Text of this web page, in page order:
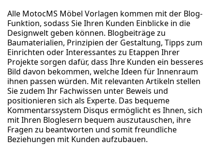
Alle MotocMS Möbel Vorlagen kommen mit der Blog-
Funktion, sodass Sie Ihren Kunden Einblicke in die
Designwelt geben können. Blogbeiträge zu
Baumaterialien, Prinzipien der Gestaltung, Tipps zum
Einrichten oder Interessantes zu Etappen Ihrer
Projekte sorgen dafür, dass Ihre Kunden ein besseres
Bild davon bekommen, welche Ideen für Innenraum
ihnen passen würden. Mit relevanten Artikeln stellen
Sie zudem Ihr Fachwissen unter Beweis und
positionieren sich als Experte. Das bequeme
Kommentarssystem Disqus ermöglicht es Ihnen, sich
mit Ihren Bloglesern bequem auszutauschen, ihre
Fragen zu beantworten und somit freundliche
Beziehungen mit Kunden aufzubauen.